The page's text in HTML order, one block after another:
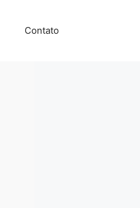
Contato